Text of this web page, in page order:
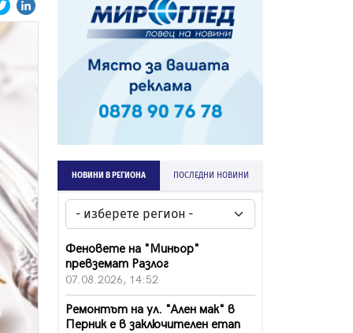
НОВИНИ В РЕГИОНА ПОСЛЕДНИ НОВИНИ
Феновете на "Миньор"
превземат Разлог
07.08.2026, 14:52
Ремонтът на ул. "Ален мак" в
Перник е в заключителен етап